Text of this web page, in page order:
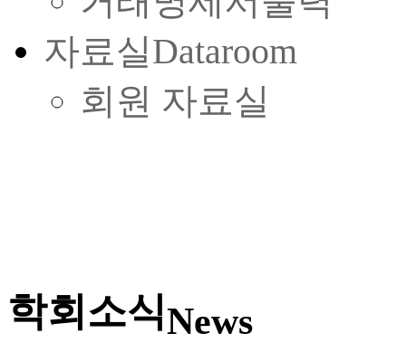
자료실Dataroom
회원 자료실
학회소식News